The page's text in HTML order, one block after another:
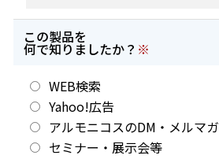
この製品を
何で知りましたか？ ※
WEB検索
Yahoo!広告
アルモニコスのDM・メルマガ
セミナー・展示会等